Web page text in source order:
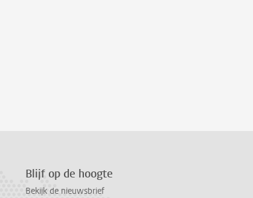
Blijf op de hoogte
Bekijk de nieuwsbrief